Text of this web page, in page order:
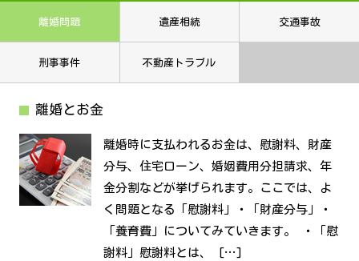
離婚問題 遺産相続 交通事故
刑事事件 不動産トラブル
離婚とお金
離婚時に支払われるお金は、慰謝料、財産
分与、住宅ローン、婚姻費用分担請求、年
金分割などが挙げられます。ここでは、よ
く問題となる「慰謝料」・「財産分与」・
「養育費」についてみていきます。 ・「慰
謝料」慰謝料とは、 […]